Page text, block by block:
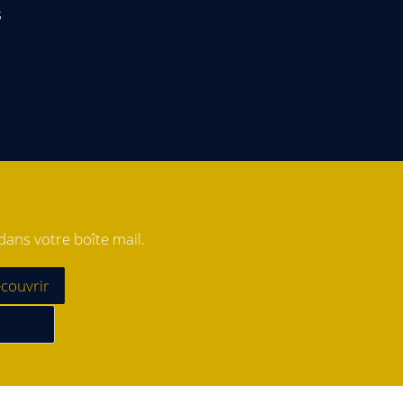
votre boîte mail.